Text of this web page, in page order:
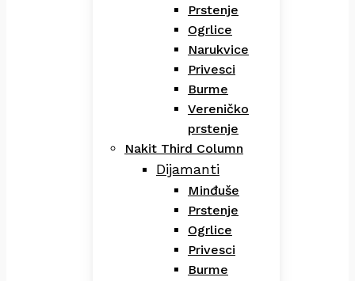
Prstenje
Ogrlice
Narukvice
Privesci
Burme
Vereničko
prstenje
Nakit Third Column
Dijamanti
Minđuše
Prstenje
Ogrlice
Privesci
Burme